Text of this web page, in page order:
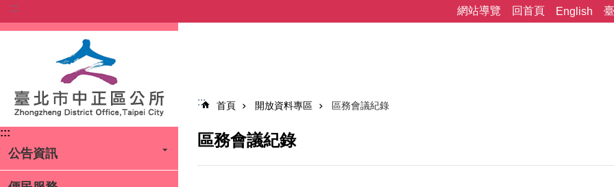
跳到主要內容區塊
::: 網站導覽 回首頁 English
:::
公告資訊
::: 首頁 開放資料專區 區務會議紀錄
區務會議紀錄